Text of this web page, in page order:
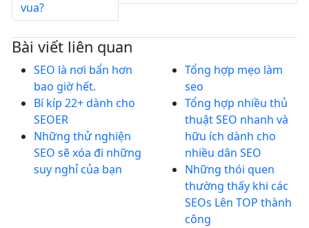
vua?
Bài viết liên quan
SEO là nơi bẩn hơn
bao giờ hết.
Bí kíp 22+ dành cho
SEOER
Những thử nghiện
SEO sẽ xóa đi những
suy nghỉ của bạn
Tổng hợp mẹo làm
seo
Tổng hợp nhiều thủ
thuật SEO nhanh và
hữu ích dành cho
nhiều dân SEO
Những thói quen
thường thấy khi các
SEOs Lên TOP thành
công